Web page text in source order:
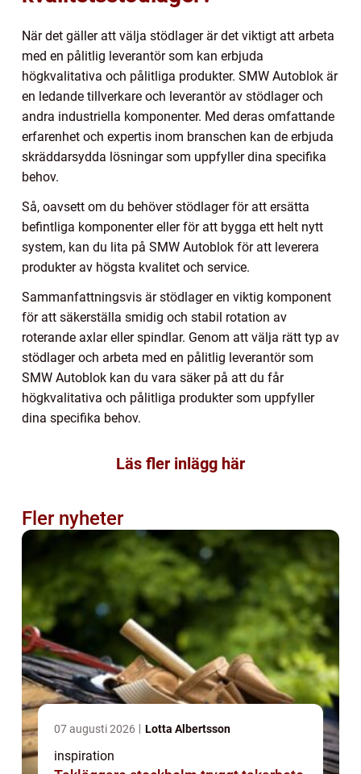
När det gäller att välja stödlager är det viktigt att arbeta
med en pålitlig leverantör som kan erbjuda
högkvalitativa och pålitliga produkter. SMW Autoblok är
en ledande tillverkare och leverantör av stödlager och
andra industriella komponenter. Med deras omfattande
erfarenhet och expertis inom branschen kan de erbjuda
skräddarsydda lösningar som uppfyller dina specifika
behov.
Så, oavsett om du behöver stödlager för att ersätta
befintliga komponenter eller för att bygga ett helt nytt
system, kan du lita på SMW Autoblok för att leverera
produkter av högsta kvalitet och service.
Sammanfattningsvis är stödlager en viktig komponent
för att säkerställa smidig och stabil rotation av
roterande axlar eller spindlar. Genom att välja rätt typ av
stödlager och arbeta med en pålitlig leverantör som
SMW Autoblok kan du vara säker på att du får
högkvalitativa och pålitliga produkter som uppfyller
dina specifika behov.
Läs fler inlägg här
Fler nyheter
07 augusti 2026 Lotta Albertsson
inspiration